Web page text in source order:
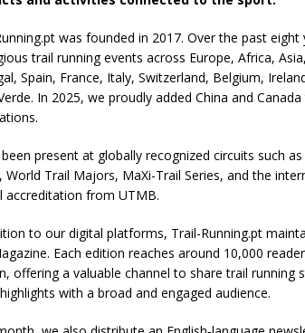
was founded in 2017. Over the past
trail running events across Europe, Africa,
Spain, France, Italy, Switzerland, Belgium,
In 2025, we proudly added China and
been present at globally recognized circuits such
World Trail Majors, MaXi-Trail Series, and the
accreditation from UTMB.
to our digital platforms, Trail-Running.pt
Each edition reaches around 10,000
offering a valuable channel to share trail running
with a broad and engaged audience.